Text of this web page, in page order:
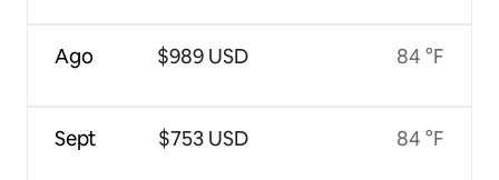
Ago
Sept
$989 USD
$753 USD
84 °F
84 °F